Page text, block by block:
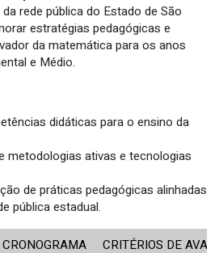
rede pública do Estado de São
estratégias pedagógicas e
da matemática para os anos
e Médio.
didáticas para o ensino da
metodologias ativas e tecnologias
de práticas pedagógicas alinhadas
pública estadual.
CRONOGRAMA CRITÉRIOS DE